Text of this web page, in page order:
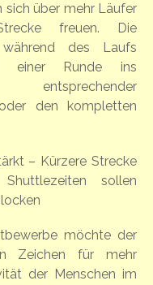
sich über mehr Läufer
freuen. Die
des Laufs
einer Runde ins
den kompletten
– Kürzere Strecke
sollen
möchte der
Zeichen für mehr
der Menschen im